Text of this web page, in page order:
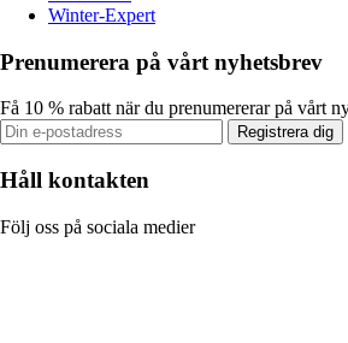
Winter-Expert
Prenumerera på vårt nyhetsbrev
Få 10 % rabatt när du prenumererar på vårt
Registrera dig
Håll kontakten
Följ oss på sociala medier